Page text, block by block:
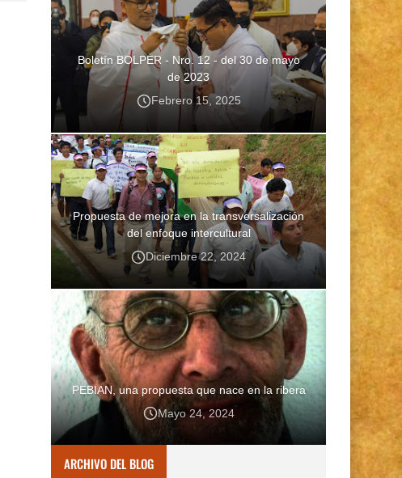
Boletín BOLPER - Nro. 12 - del 30 de mayo
de 2023
Febrero 15, 2025
Propuesta de mejora en la transversalización
del enfoque intercultural
Diciembre 22, 2024
PEBIAN, una propuesta que nace en la ribera
Mayo 24, 2024
ARCHIVO DEL BLOG